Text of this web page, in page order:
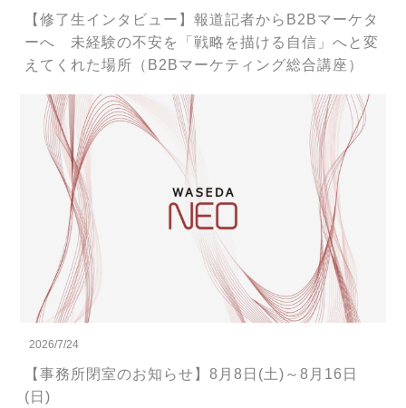
【修了生インタビュー】報道記者からB2Bマーケタ
ーへ 未経験の不安を「戦略を描ける自信」へと変
えてくれた場所（B2Bマーケティング総合講座）
2026/7/24
【事務所閉室のお知らせ】8月8日(土)～8月16日
(日)